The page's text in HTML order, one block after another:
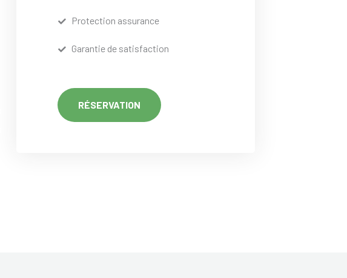
Protection assurance
Garantie de satisfaction
RÉSERVATION